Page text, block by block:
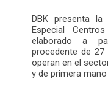
DBK presenta
Especial
elaborado a
procedente de 27
operan en el
y de primera